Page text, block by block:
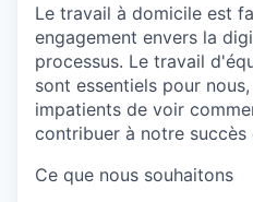
Le travail à domicile est
engagement envers la
processus. Le travail
sont essentiels pour
impatients de voir
contribuer à notre succès
Ce que nous souhaitons